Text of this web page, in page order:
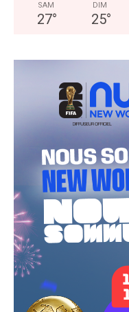
SAM
27°
DIM
25°